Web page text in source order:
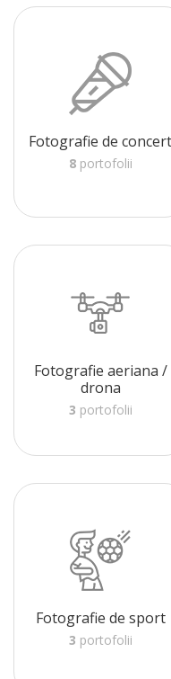
Fotografie de concert
8portofolii
Fotografie aeriana /
drona
3 portofolii
Fotografie de sport
3 portofolii